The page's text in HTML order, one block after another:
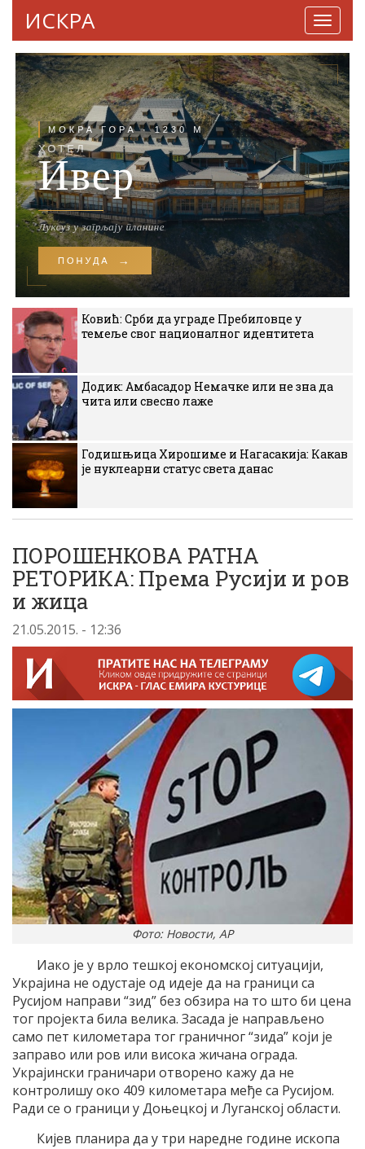
ИСКРА
Ковић: Срби да уграде Пребиловце у
темеље свог националног идентитета
Додик: Амбасадор Немачке или не зна да
чита или свесно лаже
Годишњица Хирошиме и Нагасакија: Какав
је нуклеарни статус света данас
ПОРОШЕНКОВА РАТНА
РЕТОРИКА: Према Русији и ров
и жица
21.05.2015. - 12:36
Фото: Новости, АР
Иако је у врло тешкој економској ситуацији,
Украјина не одустаје од идеје да на граници са
Русијом направи “зид” без обзира на то што би цена
тог пројекта била велика. Засада је направљено
само пет километара тог граничног “зида” који је
заправо или ров или висока жичана ограда.
Украјински граничари отворено кажу да не
контролишу око 409 километара међе са Русијом.
Ради се о граници у Доњецкој и Луганској области.
Кијев планира да у три наредне године ископа